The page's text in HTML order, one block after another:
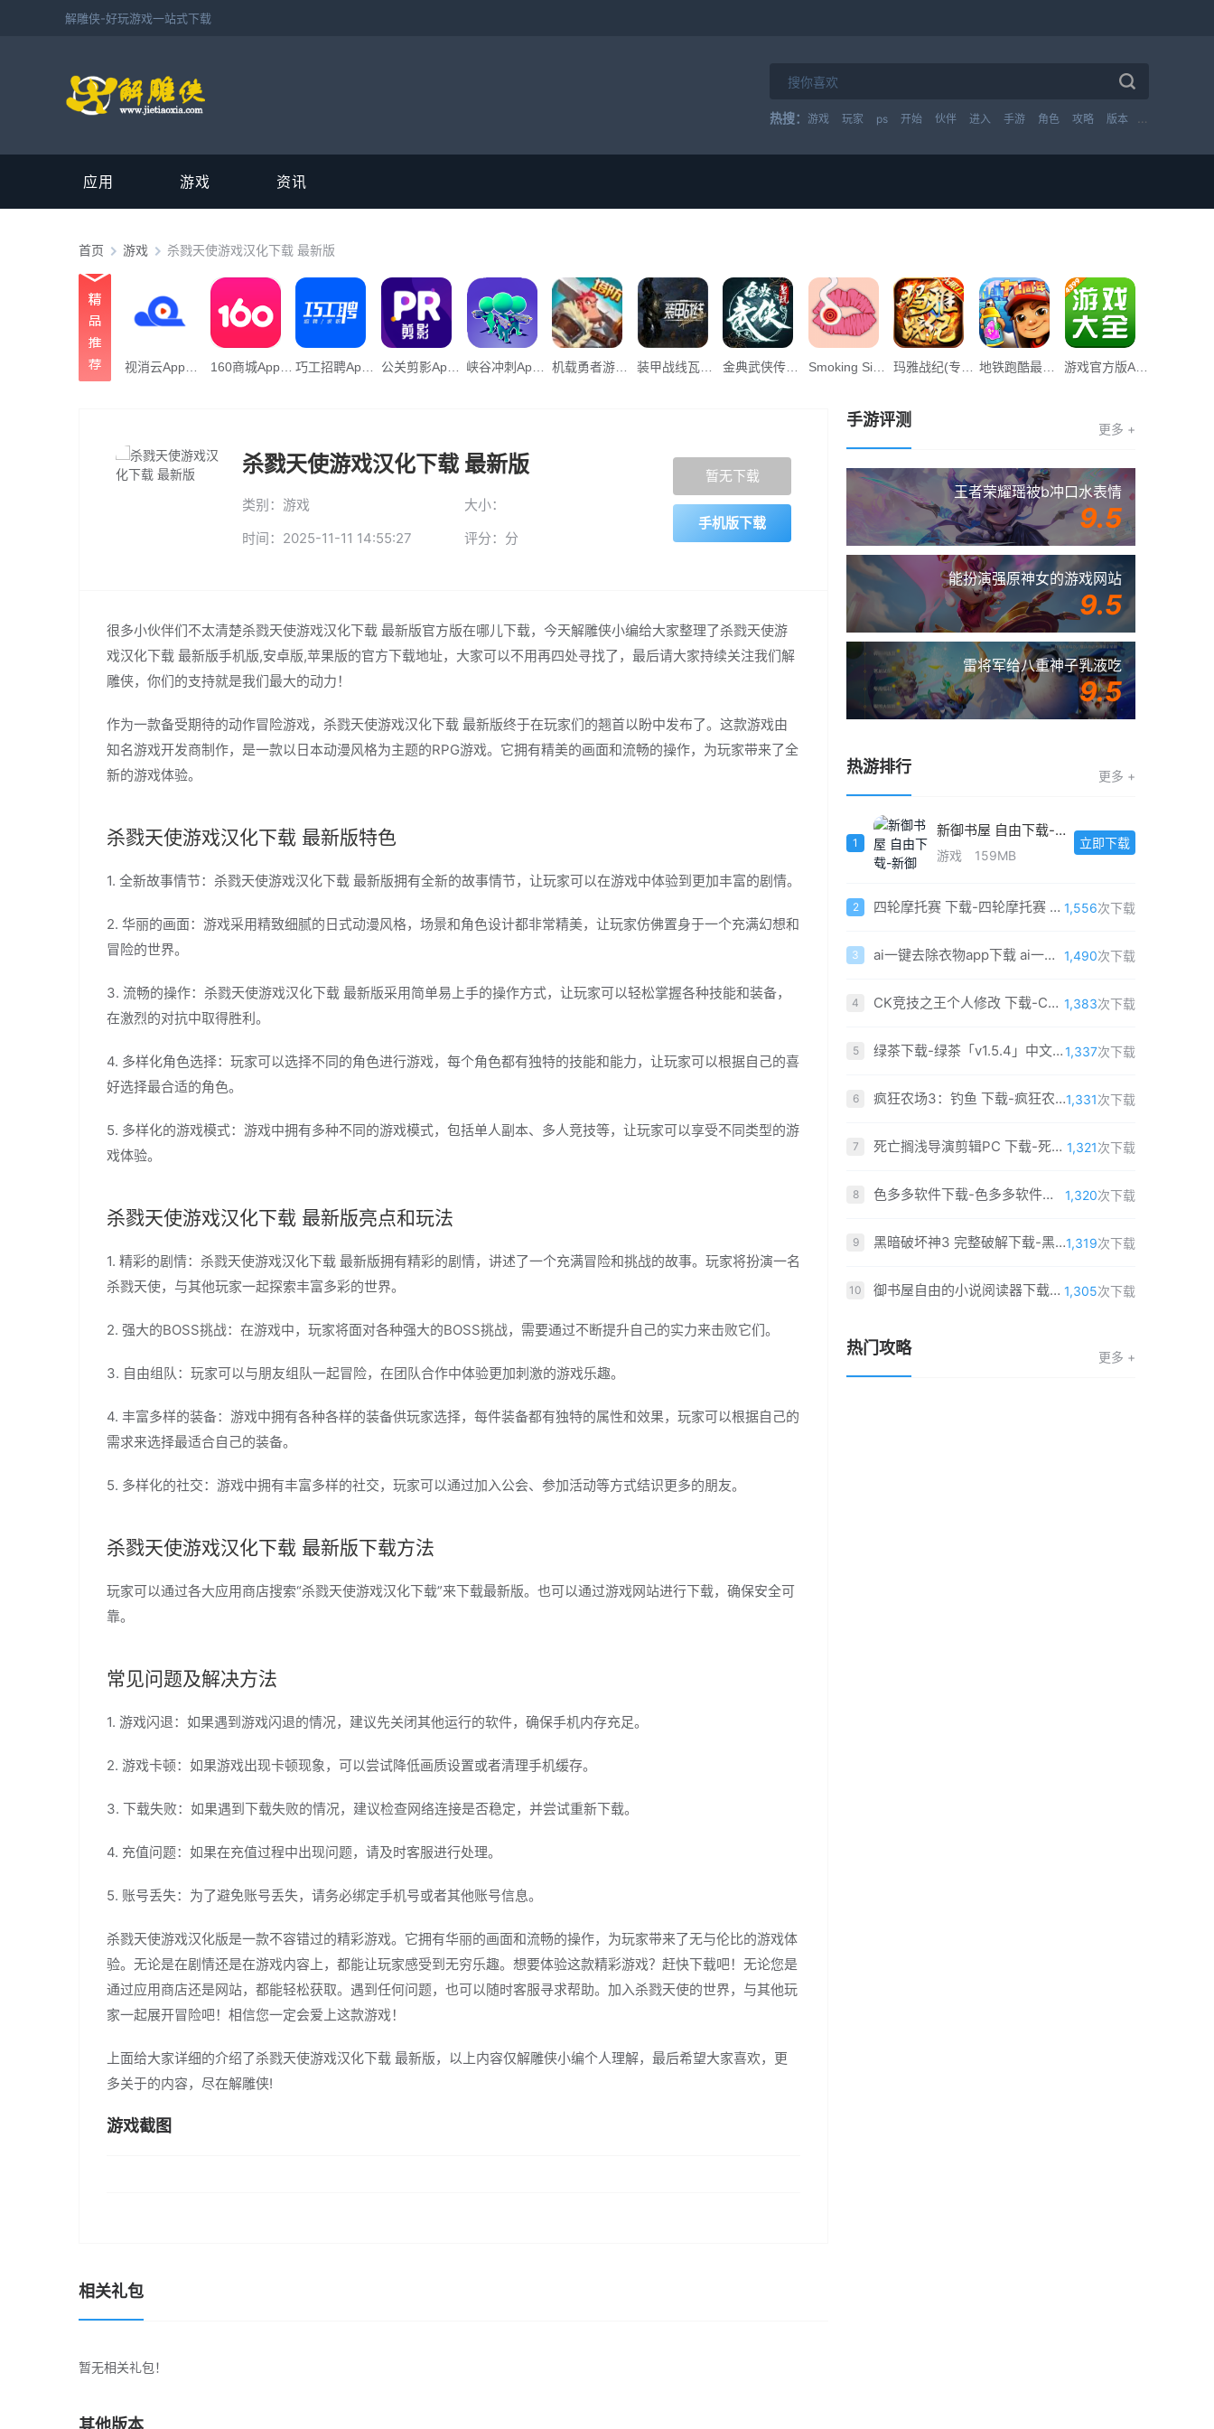
解雕侠-好玩游戏一站式下载
热搜： 游戏 玩家 ps 开始 伙伴 进入 手游 角色 攻略 版本 技能
应用 游戏 资讯
首页 游戏 杀戮天使游戏汉化下载 最新版
160商城App下载_「160商城”22.09M下载 公关剪影App下载_“公关剪影”134.34M下载 机载勇者游戏官方版下载安装App下载_机载勇者游戏官方版下载安装v0.1下载 Smoking Simulator游戏中文手机版App下载_Smoking Simulator游戏中文手机版v1.0下载 地铁跑酷最早墨西哥免费最新版下载_地铁跑酷最早墨西哥免费最新版下载安装v3.39.1下载
杀戮天使游戏汉化下载 最新版
类别：游戏
大小：
时间：2025-11-11 14:55:27
评分：分
暂无下载
手机版下载
很多小伙伴们不太清楚杀戮天使游戏汉化下载 最新版官方版在哪儿下载，今天解雕侠小编给大家整理了杀戮天使游
戏汉化下载 最新版手机版,安卓版,苹果版的官方下载地址，大家可以不用再四处寻找了，最后请大家持续关注我们解
雕侠，你们的支持就是我们最大的动力！
作为一款备受期待的动作冒险游戏，杀戮天使游戏汉化下载 最新版终于在玩家们的翘首以盼中发布了。这款游戏由
知名游戏开发商制作，是一款以日本动漫风格为主题的RPG游戏。它拥有精美的画面和流畅的操作，为玩家带来了全
新的游戏体验。
杀戮天使游戏汉化下载 最新版特色
1. 全新故事情节：杀戮天使游戏汉化下载 最新版拥有全新的故事情节，让玩家可以在游戏中体验到更加丰富的剧情。
2. 华丽的画面：游戏采用精致细腻的日式动漫风格，场景和角色设计都非常精美，让玩家仿佛置身于一个充满幻想和
冒险的世界。
3. 流畅的操作：杀戮天使游戏汉化下载 最新版采用简单易上手的操作方式，让玩家可以轻松掌握各种技能和装备，
在激烈的对抗中取得胜利。
4. 多样化角色选择：玩家可以选择不同的角色进行游戏，每个角色都有独特的技能和能力，让玩家可以根据自己的喜
好选择最合适的角色。
5. 多样化的游戏模式：游戏中拥有多种不同的游戏模式，包括单人副本、多人竞技等，让玩家可以享受不同类型的游
戏体验。
杀戮天使游戏汉化下载 最新版亮点和玩法
1. 精彩的剧情：杀戮天使游戏汉化下载 最新版拥有精彩的剧情，讲述了一个充满冒险和挑战的故事。玩家将扮演一名
杀戮天使，与其他玩家一起探索丰富多彩的世界。
2. 强大的BOSS挑战：在游戏中，玩家将面对各种强大的BOSS挑战，需要通过不断提升自己的实力来击败它们。
3. 自由组队：玩家可以与朋友组队一起冒险，在团队合作中体验更加刺激的游戏乐趣。
4. 丰富多样的装备：游戏中拥有各种各样的装备供玩家选择，每件装备都有独特的属性和效果，玩家可以根据自己的
需求来选择最适合自己的装备。
5. 多样化的社交：游戏中拥有丰富多样的社交，玩家可以通过加入公会、参加活动等方式结识更多的朋友。
杀戮天使游戏汉化下载 最新版下载方法
玩家可以通过各大应用商店搜索“杀戮天使游戏汉化下载”来下载最新版。也可以通过游戏网站进行下载，确保安全可
靠。
常见问题及解决方法
1. 游戏闪退：如果遇到游戏闪退的情况，建议先关闭其他运行的软件，确保手机内存充足。
2. 游戏卡顿：如果游戏出现卡顿现象，可以尝试降低画质设置或者清理手机缓存。
3. 下载失败：如果遇到下载失败的情况，建议检查网络连接是否稳定，并尝试重新下载。
4. 充值问题：如果在充值过程中出现问题，请及时客服进行处理。
5. 账号丢失：为了避免账号丢失，请务必绑定手机号或者其他账号信息。
杀戮天使游戏汉化版是一款不容错过的精彩游戏。它拥有华丽的画面和流畅的操作，为玩家带来了无与伦比的游戏体
验。无论是在剧情还是在游戏内容上，都能让玩家感受到无穷乐趣。想要体验这款精彩游戏？赶快下载吧！无论您是
通过应用商店还是网站，都能轻松获取。遇到任何问题，也可以随时客服寻求帮助。加入杀戮天使的世界，与其他玩
家一起展开冒险吧！相信您一定会爱上这款游戏！
上面给大家详细的介绍了杀戮天使游戏汉化下载 最新版，以上内容仅解雕侠小编个人理解，最后希望大家喜欢，更
多关于的内容，尽在解雕侠!
游戏截图
相关礼包
暂无相关礼包！
其他版本
手游评测 更多 +
王者荣耀瑶被b冲口水表情
9.5
能扮演强原神女的游戏网站
9.5
雷将军给八重神子乳液吃
9.5
热游排行 更多 +
1
新御书屋 自由下载-新御书屋 自由「v9.1.4」官方版
游戏 159MB
立即下载
2 四轮摩托赛 下载-四轮摩托赛 免费中文版 1,556次下载
3 ai一键去除衣物app下载 ai一键去除衣物软件免费安装 1,490次下载
4 CK竞技之王个人修改 下载-CK竞技之王个人修改版2019 中文最新版 1,383次下载
5 绿茶下载-绿茶「v1.5.4」中文版1,337次下载
6 疯狂农场3：钓鱼 下载-疯狂农场3：钓鱼 简体中文免费版1,331次下载
7 死亡搁浅导演剪辑PC 下载-死亡搁浅导演剪辑版PC版 免安装中文最新版（含百度网盘） 1,321次下载
8 色多多软件下载-色多多软件「v6.4.7」重制版 1,320次下载
9 黑暗破坏神3 完整破解下载-黑暗破坏神3单机版最新版下载 完整最新(全DLC)1,319次下载
10 御书屋自由的小说阅读器下载-御书屋自由的小说阅读器「v5.4.4」福利版 1,305次下载
热门攻略 更多 +